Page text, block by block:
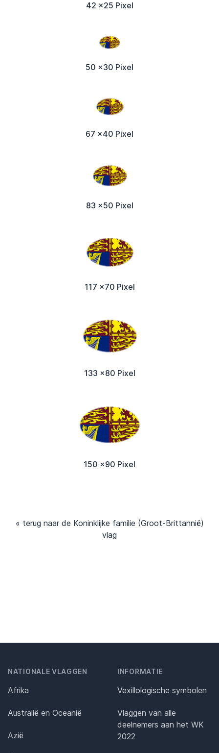
42 x25 Pixel
50 x30 Pixel
67 x40 Pixel
83 x50 Pixel
117 x70 Pixel
133 x80 Pixel
150 x90 Pixel
« terug naar de Koninklijke familie (Groot-Brittannië)
vlag
NATIONALE VLAGGEN
Afrika
Australië en Oceanië
Azië
INFORMATIE
Vexillologische symbolen
Vlaggen van alle
deelnemers aan het WK
2022